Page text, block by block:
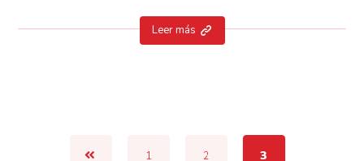
Leer más
1 2 3